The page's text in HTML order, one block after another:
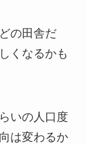
の田舎だ
くなるかも
いの人口度
は変わるか